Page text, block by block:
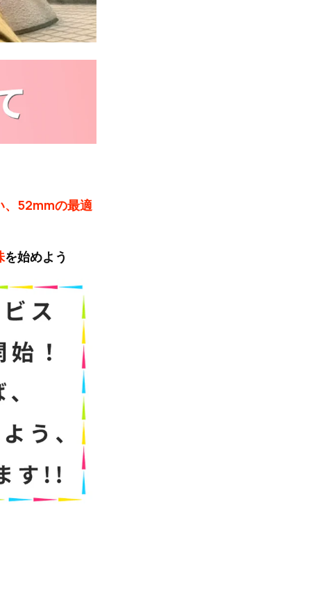
、52mmの最適
を始めよう